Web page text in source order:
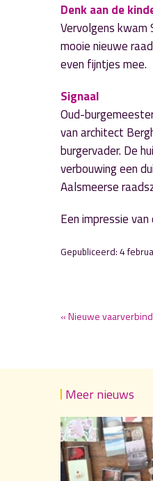
Denk aan de
Vervolgens kwam
mooie nieuwe
even fijntjes mee.
Signaal
Oud-
van architect
burgervader. De
verbouwing een
Aalsmeerse
Een impressie
Gepubliceerd: 4
« Nieuwe
Meer nieuws